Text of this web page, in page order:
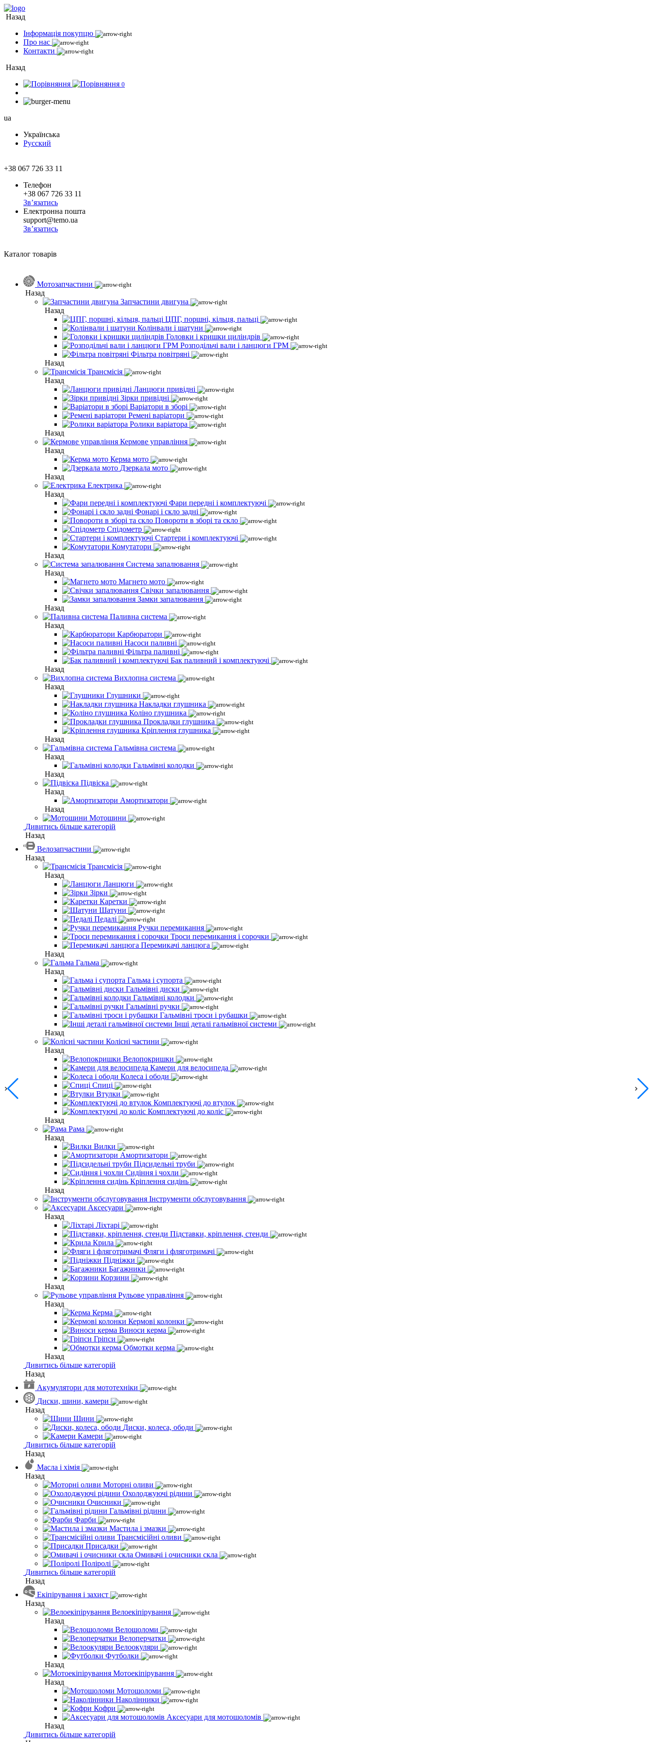
Назад
Інформація покупцю
Про нас
Контакти
Назад
0
ua
Українська
Русский
+38 067 726 33 11
Телефон
+38 067 726 33 11
Зв’язатись
Електронна пошта
support@temo.ua
Зв’язатись
Каталог товарів
Мотозапчастини
Назад
Запчастини двигуна
Назад
ЦПГ, поршні, кільця, пальці
Колінвали і шатуни
Головки і кришки циліндрів
Розподільчі вали і ланцюги ГРМ
Фільтра повітряні
Назад
Трансмісія
Назад
Ланцюги привідні
Зірки привідні
Варіатори в зборі
Ремені варіатори
Ролики варіатора
Назад
Кермове управління
Назад
Керма мото
Дзеркала мото
Назад
Електрика
Назад
Фари передні і комплектуючі
Фонарі і скло задні
Повороти в зборі та скло
Спідометр
Стартери і комплектуючі
Комутатори
Назад
Система запалювання
Назад
Магнето мото
Свічки запалювання
Замки запалювання
Назад
Паливна система
Назад
Карбюратори
Насоси паливні
Фільтра паливні
Бак паливний і комплектуючі
Назад
Вихлопна система
Назад
Глушники
Накладки глушника
Коліно глушника
Прокладки глушника
Кріплення глушника
Назад
Гальмівна система
Назад
Гальмівні колодки
Назад
Підвіска
Назад
Амортизатори
Назад
Мотошини
Дивитись більше категорій
Назад
Велозапчастини
Назад
Трансмісія
Назад
Ланцюги
Зірки
Каретки
Шатуни
Педалі
Ручки перемикання
Троси перемикання і сорочки
Перемикачі ланцюга
Назад
Гальма
Назад
Гальма і супорта
Гальмівні диски
Гальмівні колодки
Гальмівні ручки
Гальмівні троси і рубашки
Інші деталі гальмівної системи
Назад
Колісні частини
Назад
Велопокришки
Камери для велосипеда
Колеса і ободи
Спиці
Втулки
Комплектуючі до втулок
Комплектуючі до коліс
Назад
Рама
Назад
Вилки
Амортизатори
Підсидельні труби
Сидіння і чохли
Кріплення сидінь
Назад
Інструменти обслуговування
Аксесуари
Назад
Ліхтарі
Підставки, кріплення, стенди
Крила
Фляги і фляготримачі
Підніжки
Багажники
Корзини
Назад
Рульове управління
Назад
Керма
Кермові колонки
Виноси керма
Гріпси
Обмотки керма
Назад
Дивитись більше категорій
Назад
Акумулятори для мототехніки
Диски, шини, камери
Назад
Шини
Диски, колеса, ободи
Камери
Дивитись більше категорій
Назад
Масла і хімія
Назад
Моторні оливи
Охолоджуючі рідини
Очисники
Гальмівні рідини
Фарби
Мастила і змазки
Трансмісійні оливи
Присадки
Омивачі і очисники скла
Поліролі
Дивитись більше категорій
Назад
Екіпірування і захист
Назад
Велоекіпірування
Назад
Велошоломи
Велоперчатки
Велоокуляри
Футболки
Назад
Мотоекіпірування
Назад
Мотошоломи
Наколінники
Кофри
Аксесуари для мотошоломів
Назад
Дивитись більше категорій